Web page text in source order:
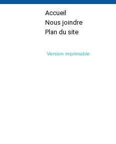
Accueil
Nous joindre
Plan du site
Version imprimable